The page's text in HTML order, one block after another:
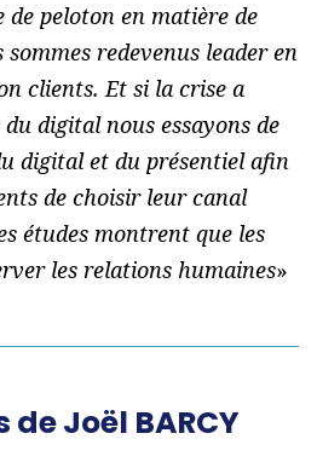
de peloton en matière de
redevenus leader en
clients. Et si la crise a
digital nous essayons de
digital et du présentiel afin
de choisir leur canal
études montrent que les
les relations humaines»
Joël BARCY